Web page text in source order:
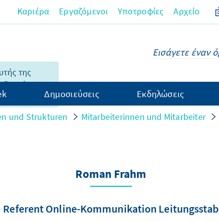
της
είναι
Καριέρα Εργαζόμενοι Υποτροφίες Αρχείο
Δημοσιεύσεις Εκδηλώσεις
und Strukturen Mitarbeiterinnen und Mitarbeiter
Roman Frahm
Referent Online-Kommunikation Leitungsstab